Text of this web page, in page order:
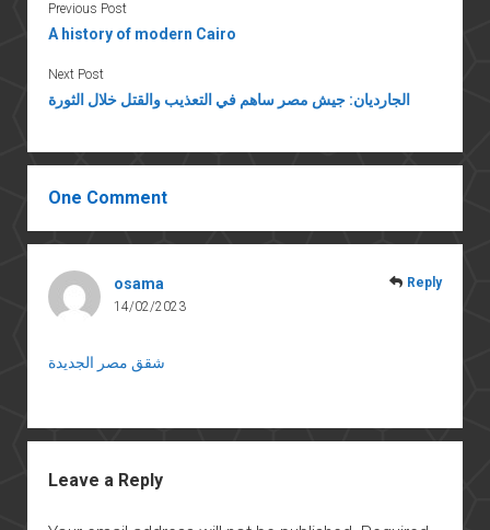
Previous Post
A history of modern Cairo
Next Post
الجارديان: جيش مصر ساهم في التعذيب والقتل خلال الثورة
One Comment
osama
14/02/2023
شقق مصر الجديدة
Reply
Leave a Reply